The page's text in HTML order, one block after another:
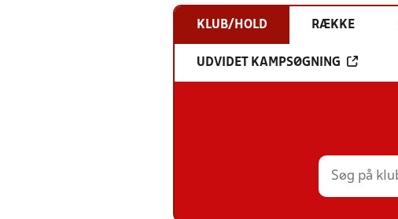
KLUB/HOLD RÆKKE
UDVIDET KAMPSØGNING